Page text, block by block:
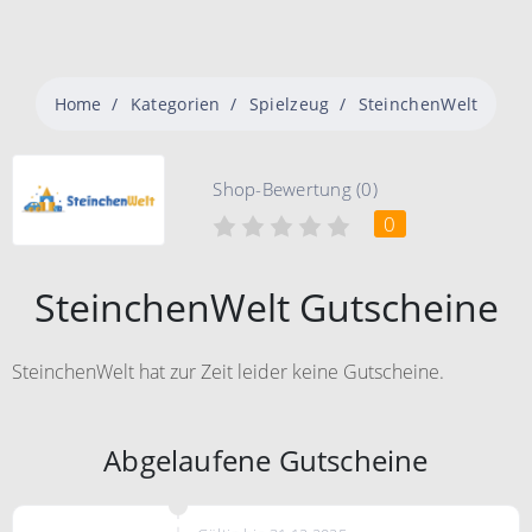
Home Kategorien Spielzeug SteinchenWelt
Shop-Bewertung (0)
0
SteinchenWelt Gutscheine
SteinchenWelt hat zur Zeit leider keine Gutscheine.
Abgelaufene Gutscheine